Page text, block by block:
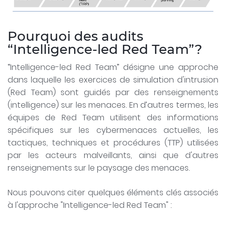
Pourquoi des audits
“Intelligence-led Red Team”?
“Intelligence-led Red Team” désigne une approche
dans laquelle les exercices de simulation d'intrusion
(Red Team) sont guidés par des renseignements
(intelligence) sur les menaces. En d’autres termes, les
équipes de Red Team utilisent des informations
spécifiques sur les cybermenaces actuelles, les
tactiques, techniques et procédures (TTP) utilisées
par les acteurs malveillants, ainsi que d'autres
renseignements sur le paysage des menaces.
Nous pouvons citer quelques éléments clés associés
à l'approche "Intelligence-led Red Team" :